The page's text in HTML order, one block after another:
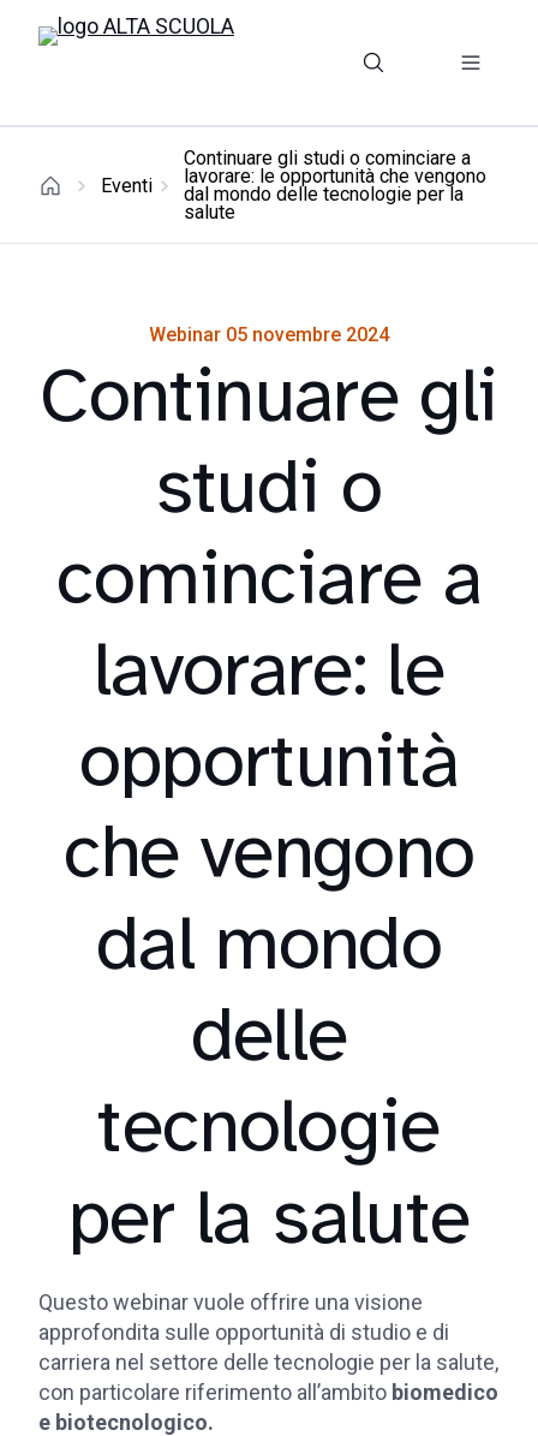
Eventi
Continuare gli studi o cominciare a
lavorare: le opportunità che vengono
dal mondo delle tecnologie per la
salute
Webinar 05 novembre 2024
Continuare gli
studi o
cominciare a
lavorare: le
opportunità
che vengono
dal mondo
delle
tecnologie
per la salute
Questo webinar vuole offrire una visione
approfondita sulle opportunità di studio e di
carriera nel settore delle tecnologie per la salute,
con particolare riferimento all’ambito biomedico
e biotecnologico.